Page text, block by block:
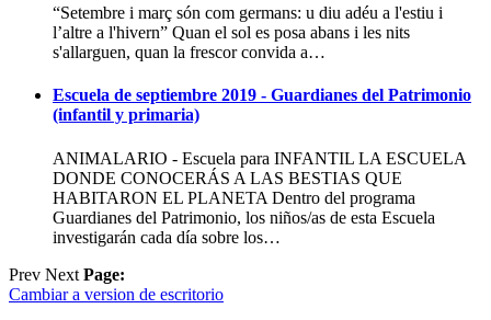
“Setembre i març són com germans: u diu adéu a l'estiu i
l’altre a l'hivern” Quan el sol es posa abans i les nits
s'allarguen, quan la frescor convida a…
Escuela de septiembre 2019 - Guardianes del Patrimonio
(infantil y primaria)
ANIMALARIO - Escuela para INFANTIL LA ESCUELA
DONDE CONOCERÁS A LAS BESTIAS QUE
HABITARON EL PLANETA Dentro del programa
Guardianes del Patrimonio, los niños/as de esta Escuela
investigarán cada día sobre los…
Prev Next Page:
Cambiar a version de escritorio